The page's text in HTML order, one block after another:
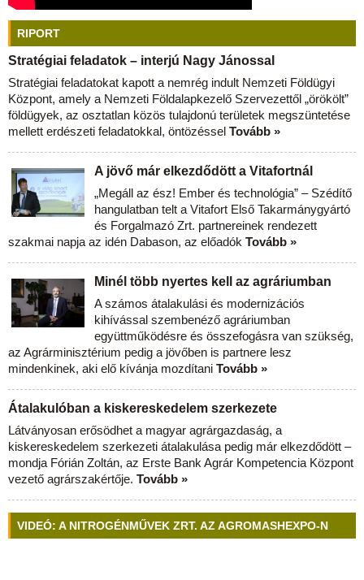
RIPORT
Stratégiai feladatok – interjú Nagy Jánossal
Stratégiai feladatokat kapott a nemrég indult Nemzeti Földügyi
Központ, amely a Nemzeti Földalapkezelő Szervezettől „örökölt”
földügyek, az osztatlan közös tulajdonú területek megszüntetése
mellett erdészeti feladatokkal, öntözéssel Tovább »
A jövő már elkezdődött a Vitafortnál
„Megáll az ész! Ember és technológia” – Szédítő
hangulatban telt a Vitafort Első Takarmánygyártó
és Forgalmazó Zrt. partnereinek rendezett
szakmai napja az idén Dabason, az előadók Tovább »
Minél több nyertes kell az agráriumban
A számos átalakulási és modernizációs
kihívással szembenéző agráriumban
együttműködésre és összefogásra van szükség,
az Agrárminisztérium pedig a jövőben is partnere lesz
mindenkinek, aki elő kívánja mozdítani Tovább »
Átalakulóban a kiskereskedelem szerkezete
Látványosan erősödhet a magyar agrárgazdaság, a
kiskereskedelem szerkezeti átalakulása pedig már elkezdődött –
mondja Fórián Zoltán, az Erste Bank Agrár Kompetencia Központ
vezető agrárszakértője. Tovább »
VIDEÓ: A NITROGÉNMŰVEK ZRT. AZ AGROMASHEXPO-N